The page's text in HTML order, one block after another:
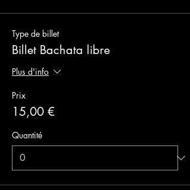
Type de billet
Billet Bachata libre
Plus d'info
Prix
15,00 €
Quantité